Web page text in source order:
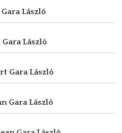
Gara László
Gara László
Gara László
Gara László